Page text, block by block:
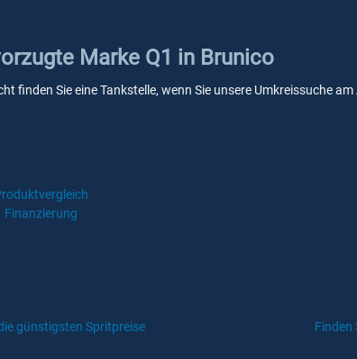
Marke Q1 in Brunico
finden Sie eine Tankstelle, wenn Sie unsere Umkreissuche
Finanzierung
günstigsten Spritpreise Finden